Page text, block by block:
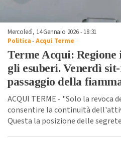
Mercoledì, 14 Gennaio 2026 - 18:31
Politica-Acqui Terme
Terme Acqui: Regione
gli esuberi. Venerdì
passaggio della
ACQUI TERME - "Solo la revoca
consentire la continuità
Questa la posizione delle